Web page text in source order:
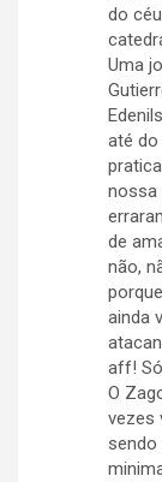
do
Uma
até do
nossa
de
não,
ainda
aff!
O
vezes
sendo